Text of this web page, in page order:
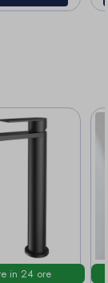
in 24 ore